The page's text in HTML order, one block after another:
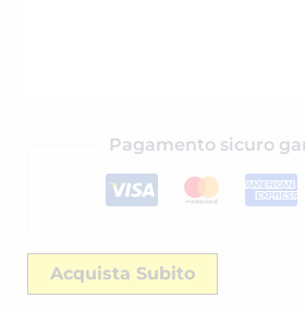
Pagamento sicuro
Acquista Subito